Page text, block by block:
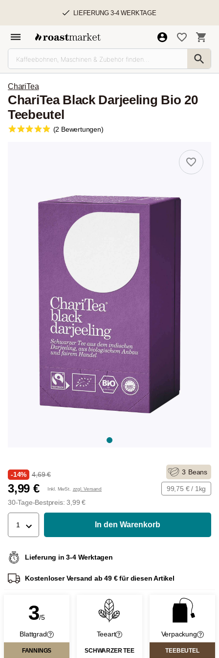
LIEFERUNG 3-4 WERKTAGE
ChariTea
ChariTea Black Darjeeling Bio 20
Teebeutel
(2 Bewertungen)
-14% 4,69 €
3,99 € Inkl. MwSt. zzgl. Versand
30-Tage-Bestpreis: 3,99 €
3 Beans
99,75 € / 1kg
1 In den Warenkorb
Lieferung in 3-4 Werktagen
Kostenloser Versand ab 49 € für diesen Artikel
3/5
Blattgrad
FANNINGS
Teeart
SCHWARZER TEE
Verpackung
TEEBEUTEL